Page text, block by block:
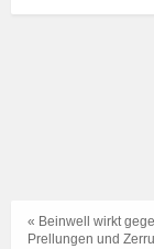
« Beinwell wirkt
Prellungen und